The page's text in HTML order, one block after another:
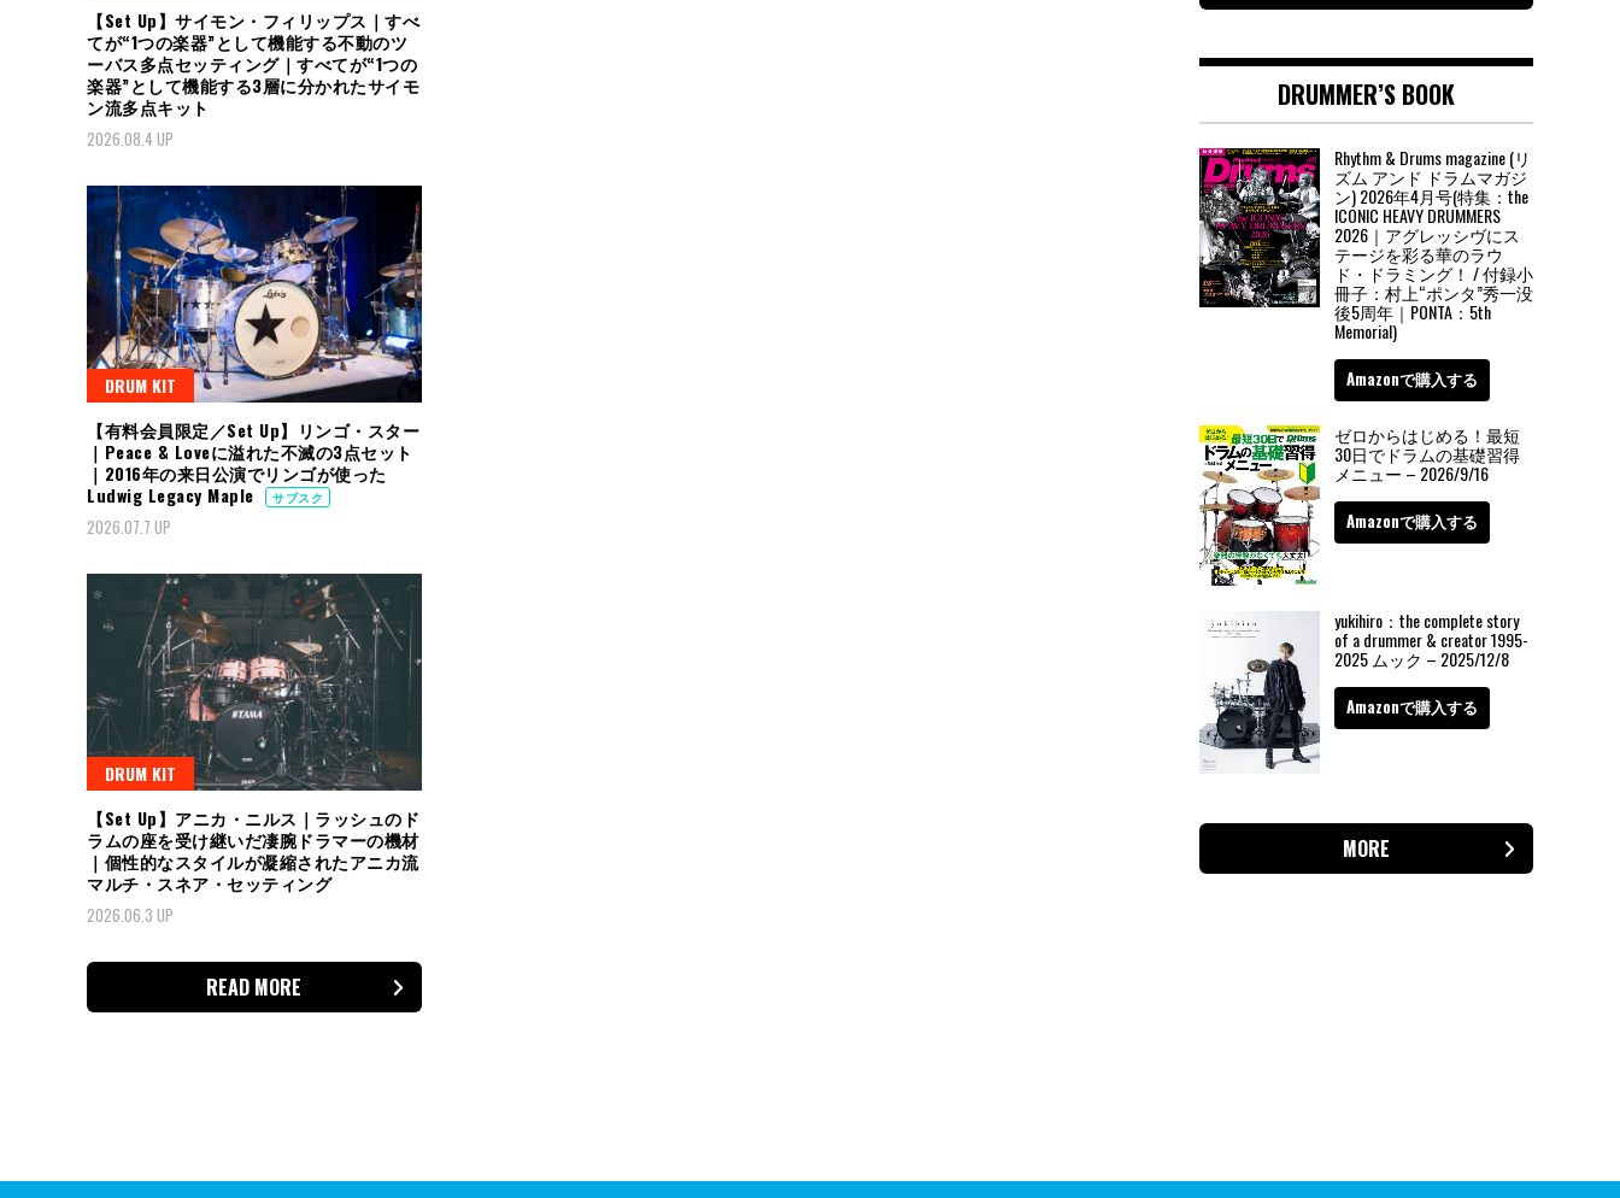
【Set Up】サイモン・フィリップス｜すべ
てが“1つの楽器”として機能する不動のツ
ーバス多点セッティング｜すべてが“1つの
楽器”として機能する3層に分かれたサイモ
ン流多点キット
2026.08.4 UP
DRUM KIT
【有料会員限定／Set Up】リンゴ・スター
｜Peace & Loveに溢れた不滅の3点セット
｜2016年の来日公演でリンゴが使った
Ludwig Legacy Maple
サブスク
2026.07.7 UP
DRUM KIT
【Set Up】アニカ・ニルス｜ラッシュのド
ラムの座を受け継いだ凄腕ドラマーの機材
｜個性的なスタイルが凝縮されたアニカ流
マルチ・スネア・セッティング
2026.06.3 UP
READ MORE
DRUMMER’S BOOK
Rhythm & Drums magazine (リ
ズム アンド ドラムマガジ
ン) 2026年4月号(特集：the
ICONIC HEAVY DRUMMERS
2026｜アグレッシヴにス
テージを彩る華のラウ
ド・ドラミング！ / 付録小
冊子：村上“ポンタ”秀一没
後5周年｜PONTA：5th
Memorial)
Amazonで購入する
ゼロからはじめる！最短
30日でドラムの基礎習得
メニュー – 2026/9/16
Amazonで購入する
yukihiro：the complete story
of a drummer & creator 1995-
2025 ムック – 2025/12/8
Amazonで購入する
MORE